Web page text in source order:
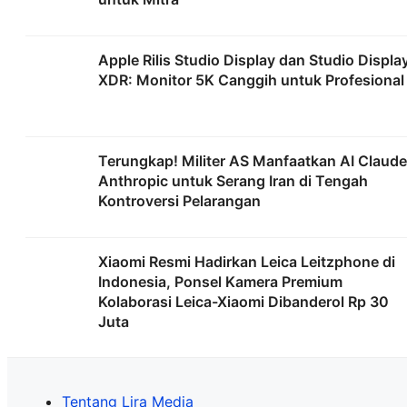
Apple Rilis Studio Display dan Studio
XDR: Monitor 5K Canggih untuk Profesional
Terungkap! Militer AS Manfaatkan AI Claude
Anthropic untuk Serang Iran di Tengah
Kontroversi Pelarangan
Xiaomi Resmi Hadirkan Leica Leitzphone di
Indonesia, Ponsel Kamera Premium
Kolaborasi Leica-Xiaomi Dibanderol Rp 30
Juta
Tentang Lira Media